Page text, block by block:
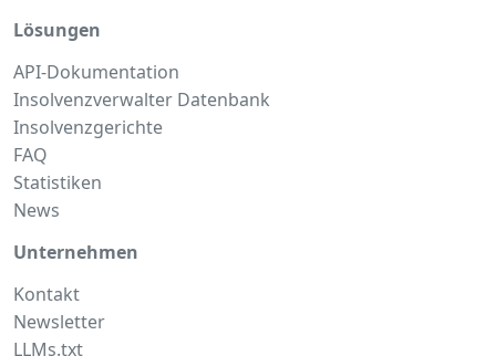
Lösungen
API-Dokumentation
Insolvenzverwalter Datenbank
Insolvenzgerichte
FAQ
Statistiken
News
Unternehmen
Kontakt
Newsletter
LLMs.txt